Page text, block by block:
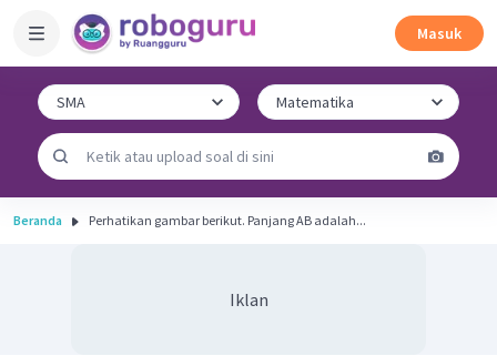
Masuk
Beranda Perhatikan gambar berikut. Panjang AB adalah...
Iklan